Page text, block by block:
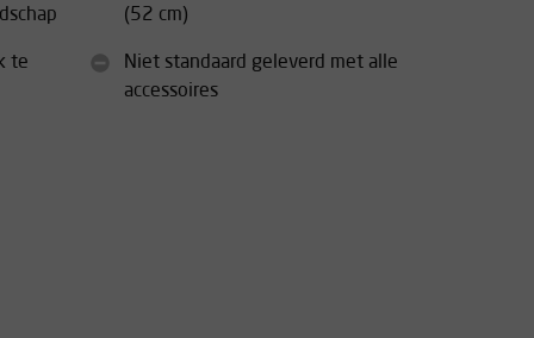
te
(52 cm)
Niet standaard geleverd met alle
accessoires